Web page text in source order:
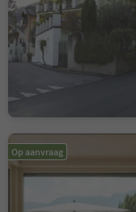
Op aanvraag